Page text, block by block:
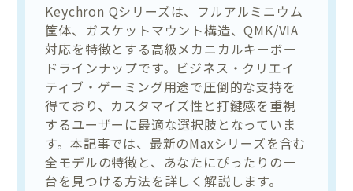
Keychron Qシリーズは、フルアルミニウム
筐体、ガスケットマウント構造、QMK/VIA
対応を特徴とする高級メカニカルキーボー
ドラインナップです。ビジネス・クリエイ
ティブ・ゲーミング用途で圧倒的な支持を
得ており、カスタマイズ性と打鍵感を重視
するユーザーに最適な選択肢となっていま
す。本記事では、最新のMaxシリーズを含む
全モデルの特徴と、あなたにぴったりの一
台を見つける方法を詳しく解説します。